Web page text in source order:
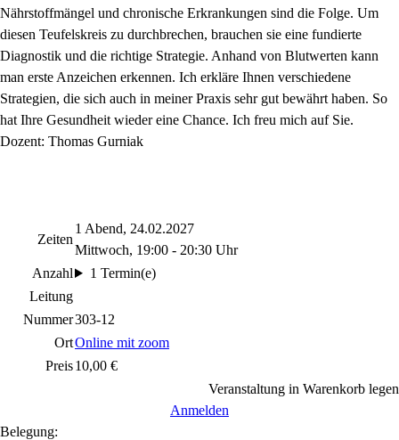
Nährstoffmängel und chronische Erkrankungen sind die Folge. Um
diesen Teufelskreis zu durchbrechen, brauchen sie eine fundierte
Diagnostik und die richtige Strategie. Anhand von Blutwerten kann
man erste Anzeichen erkennen. Ich erkläre Ihnen verschiedene
Strategien, die sich auch in meiner Praxis sehr gut bewährt haben. So
hat Ihre Gesundheit wieder eine Chance. Ich freu mich auf Sie.
Dozent: Thomas Gurniak
Zeiten
1 Abend, 24.02.2027
Mittwoch, 19:00 - 20:30 Uhr
Anzahl
1 Termin(e)
Leitung
Nummer303-12
OrtOnline mit zoom
Preis10,00 €
Veranstaltung in Warenkorb legen
Anmelden
Belegung: